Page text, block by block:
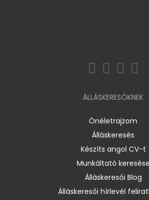
ÁLLÁSKERESŐKNEK
Önéletrajzom
Álláskeresés
Készíts angol CV-t
Munkáltató keresése
Álláskeresői Blog
Álláskeresői hírlevél